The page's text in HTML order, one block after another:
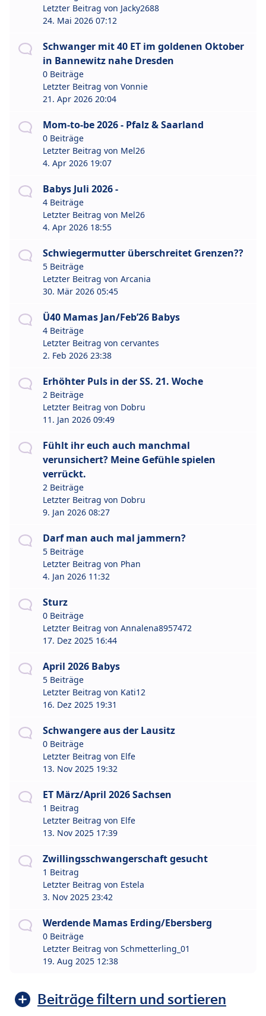
Letzter Beitrag von Jacky2688
24. Mai 2026 07:12
Schwanger mit 40 ET im goldenen Oktober
in Bannewitz nahe Dresden
0 Beiträge
Letzter Beitrag von Vonnie
21. Apr 2026 20:04
Mom-to-be 2026 - Pfalz & Saarland
0 Beiträge
Letzter Beitrag von Mel26
4. Apr 2026 19:07
Babys Juli 2026 -
4 Beiträge
Letzter Beitrag von Mel26
4. Apr 2026 18:55
Schwiegermutter überschreitet Grenzen??
5 Beiträge
Letzter Beitrag von Arcania
30. Mär 2026 05:45
Ü40 Mamas Jan/Feb’26 Babys
4 Beiträge
Letzter Beitrag von cervantes
2. Feb 2026 23:38
Erhöhter Puls in der SS. 21. Woche
2 Beiträge
Letzter Beitrag von Dobru
11. Jan 2026 09:49
Fühlt ihr euch auch manchmal
verunsichert? Meine Gefühle spielen
verrückt.
2 Beiträge
Letzter Beitrag von Dobru
9. Jan 2026 08:27
Darf man auch mal jammern?
5 Beiträge
Letzter Beitrag von Phan
4. Jan 2026 11:32
Sturz
0 Beiträge
Letzter Beitrag von Annalena8957472
17. Dez 2025 16:44
April 2026 Babys
5 Beiträge
Letzter Beitrag von Kati12
16. Dez 2025 19:31
Schwangere aus der Lausitz
0 Beiträge
Letzter Beitrag von Elfe
13. Nov 2025 19:32
ET März/April 2026 Sachsen
1 Beitrag
Letzter Beitrag von Elfe
13. Nov 2025 17:39
Zwillingsschwangerschaft gesucht
1 Beitrag
Letzter Beitrag von Estela
3. Nov 2025 23:42
Werdende Mamas Erding/Ebersberg
0 Beiträge
Letzter Beitrag von Schmetterling_01
19. Aug 2025 12:38
Beiträge filtern und sortieren